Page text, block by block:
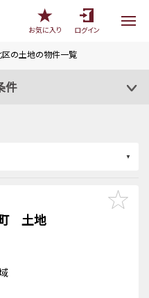
お気に入り
ログイン
の土地の物件一覧
件
土地